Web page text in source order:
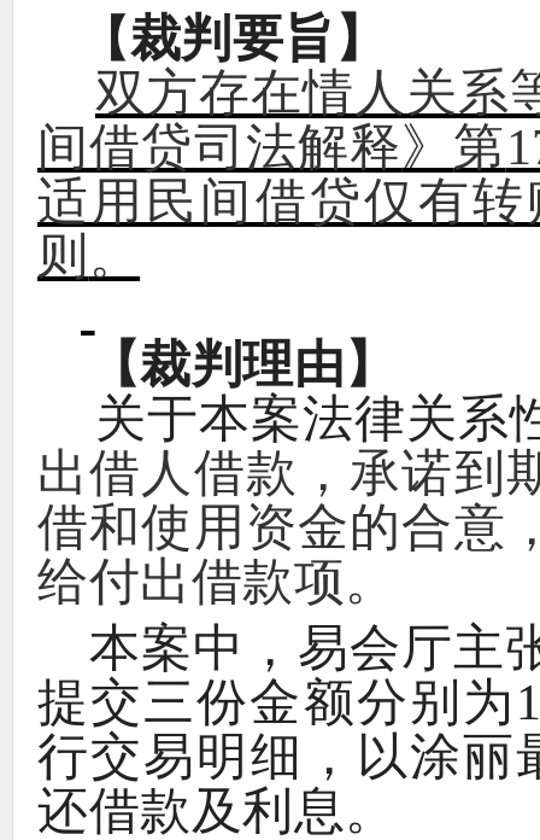
【裁判要旨 】
双方存在情人关系
间借贷司法解释》 第
适用民间借贷仅有
则 。
【裁判理由 】
关于本案法律关系
出借人借款 ， 承诺到
借和使用资金的合意
给付出借款项。
本案中 ， 易会厅主
提交三份金额分别为
行交易明细 ， 以涂丽
还借款及利息。